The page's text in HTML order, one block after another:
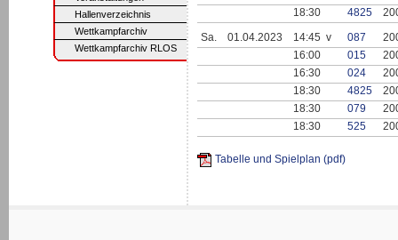
Hallenverzeichnis
Wettkampfarchiv
Wettkampfarchiv RLOS
18:30
4825
Sa.
01.04.2023 14:45 v 087
16:00
015
16:30
024
18:30
4825
18:30
079
18:30
525
Tabelle und Spielplan (pdf)